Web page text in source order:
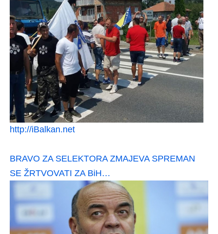
http://iBalkan.net
BRAVO ZA SELEKTORA ZMAJEVA SPREMAN
SE ŽRTVOVATI ZA BiH…